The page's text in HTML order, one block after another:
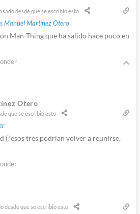
desde que se escribió esto
Manuel Martínez Otero
Man-Thing que ha salido hace poco en
Otero
que se escribió esto
(?esos tres podrían volver a reunirse,
desde que se escribió esto